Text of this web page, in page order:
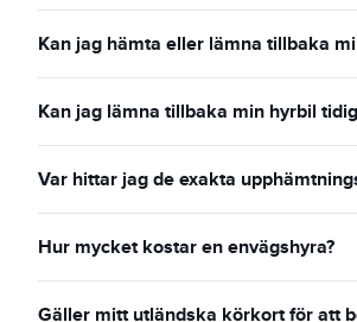
Kan jag hämta eller lämna tillbaka
Kan jag lämna tillbaka min hyrbil
Var hittar jag de exakta
Hur mycket kostar en envägshyra?
Gäller mitt utländska körkort för att